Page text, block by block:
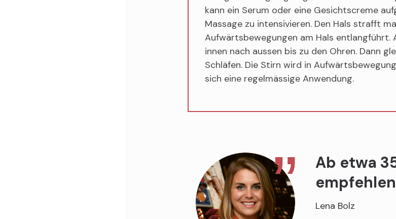
kann ein Serum oder eine Gesichtscreme
Massage zu intensivieren. Den Hals strafft
Aufwärtsbewegungen am Hals
innen nach aussen bis zu den Ohren. Dann
Schläfen. Die Stirn wird in
sich eine regelmässige Anwendung.
Ab etwa
Lena Bolz